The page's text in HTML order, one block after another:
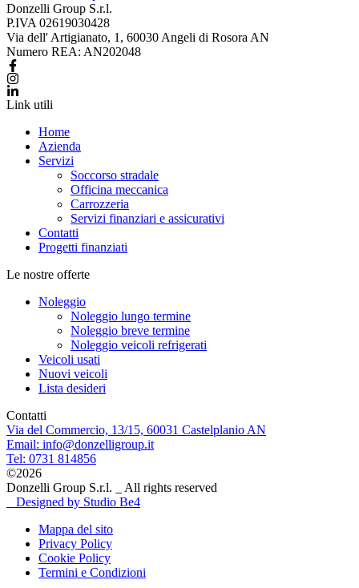
Donzelli Group S.r.l.
P.IVA 02619030428
Via dell' Artigianato, 1, 60030 Angeli di Rosora AN
Numero REA: AN202048
Link utili
Home
Azienda
Servizi
Soccorso stradale
Officina meccanica
Carrozzeria
Servizi finanziari e assicurativi
Contatti
Progetti finanziati
Le nostre offerte
Noleggio
Noleggio lungo termine
Noleggio breve termine
Noleggio veicoli refrigerati
Veicoli usati
Nuovi veicoli
Lista desideri
Contatti
Via del Commercio, 13/15, 60031 Castelplanio AN
Email: info@donzelligroup.it
Tel: 0731 814856
©2026
Donzelli Group S.r.l. _ All rights reserved
_ Designed by Studio Be4
Mappa del sito
Privacy Policy
Cookie Policy
Termini e Condizioni